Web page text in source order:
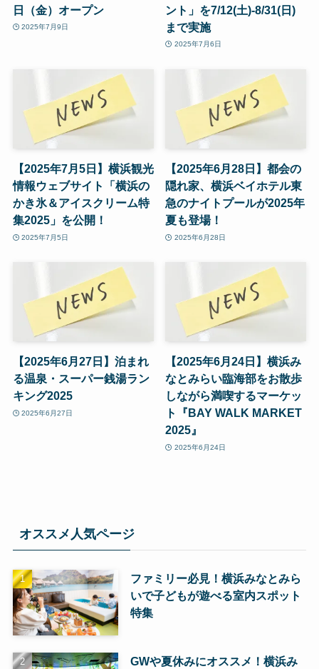
日（金）オープン
2025年7月9日
ント」を7/12(土)-8/31(日)
まで実施
2025年7月6日
【2025年7月5日】横浜観光
情報ウェブサイト「横浜の
かき氷＆アイスクリーム特
集2025」を公開！
2025年7月5日
【2025年6月28日】都会の
隠れ家、横浜ベイホテル東
急のナイトプールが2025年
夏も登場！
2025年6月28日
【2025年6月27日】泊まれ
る温泉・スーパー銭湯ラン
キング2025
2025年6月27日
【2025年6月24日】横浜み
なとみらい臨海部をお散歩
しながら満喫するマーケッ
ト『BAY WALK MARKET
2025』
2025年6月24日
オススメ人気ページ
ファミリー必見！横浜みなとみら
いで子どもが遊べる室内スポット
特集
GWや夏休みにオススメ！横浜み